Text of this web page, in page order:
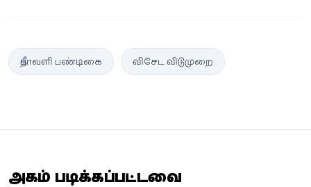
தீபாவளி பண்டிகை விசேட விடுமுறை
அதிகம் படிக்கப்பட்டவை